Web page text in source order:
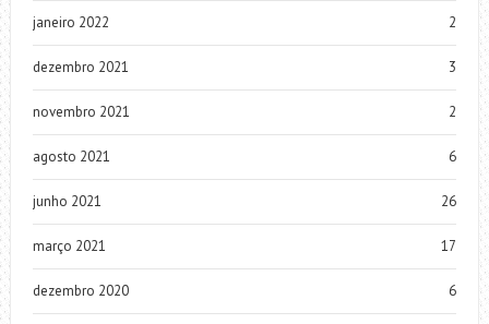
janeiro 2022 2
dezembro 2021 3
novembro 2021 2
agosto 2021 6
junho 2021 26
março 2021 17
dezembro 2020 6